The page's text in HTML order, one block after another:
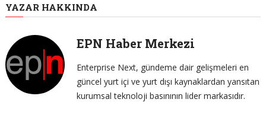
YAZAR HAKKINDA
EPN Haber Merkezi
Enterprise Next, gündeme dair gelişmeleri en
güncel yurt içi ve yurt dışı kaynaklardan yansıtan
kurumsal teknoloji basınının lider markasıdır.